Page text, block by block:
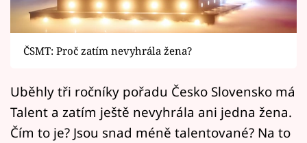
Sledujte prima+
Filmový festival Karlovy Vary
Pořady
Mámy sobě
ČSMT: Proč zatím nevyhrála žena?
Uběhly tři ročníky pořadu Česko Slovensko má
Talent a zatím ještě nevyhrála ani jedna žena.
Čím to je? Jsou snad méně talentované? Na to